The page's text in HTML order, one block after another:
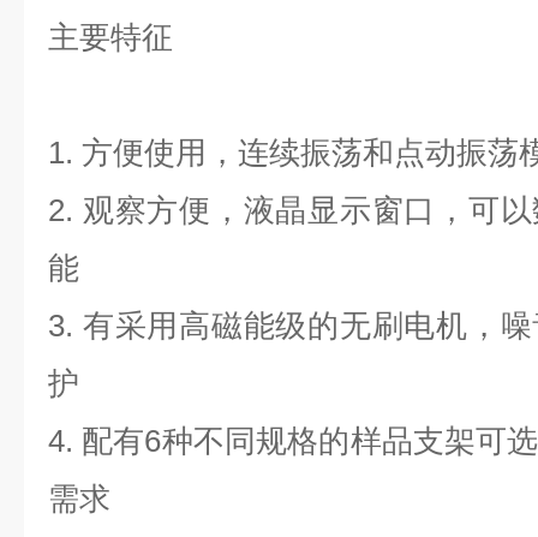
主要特征
1. 方便使用，连续振荡和点动振荡
2. 观察方便，液晶显示窗口，可
能
3. 有采用高磁能级的无刷电机，
护
4. 配有6种不同规格的样品支架可
需求